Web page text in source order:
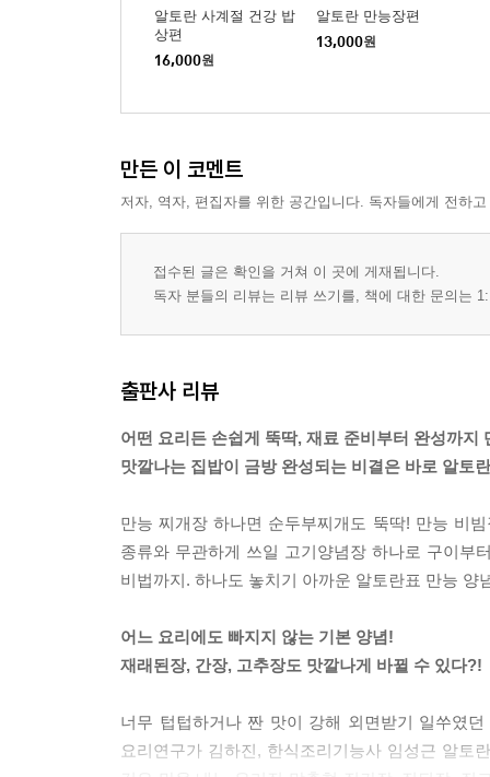
알토란 사계절 건강 밥
상편
16,000원
알토란 만능장편
13,000원
만든 이 코멘트
저자, 역자, 편집자를 위한 공간입니다. 독자들에게 전하
접수된 글은 확인을 거쳐 이 곳에 게재됩니다.
독자 분들의 리뷰는 리뷰 쓰기를, 책에 대한 문의는
출판사 리뷰
어떤 요리든 손쉽게 뚝딱, 재료 준비부터 완성까지
맛깔나는 집밥이 금방 완성되는 비결은 바로 알토
만능 찌개장 하나면 순두부찌개도 뚝딱! 만능 비
종류와 무관하게 쓰일 고기양념장 하나로 구이부
비법까지. 하나도 놓치기 아까운 알토란표 만능
어느 요리에도 빠지지 않는 기본 양념!
재래된장, 간장, 고추장도 맛깔나게 바뀔 수 있다?!
너무 텁텁하거나 짠 맛이 강해 외면받기 일쑤였
요리연구가 김하진, 한식조리기능사 임성근 알토